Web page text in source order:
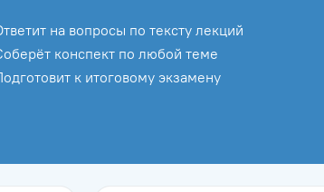
на вопросы по тексту лекций
конспект по любой теме
к итоговому экзамену